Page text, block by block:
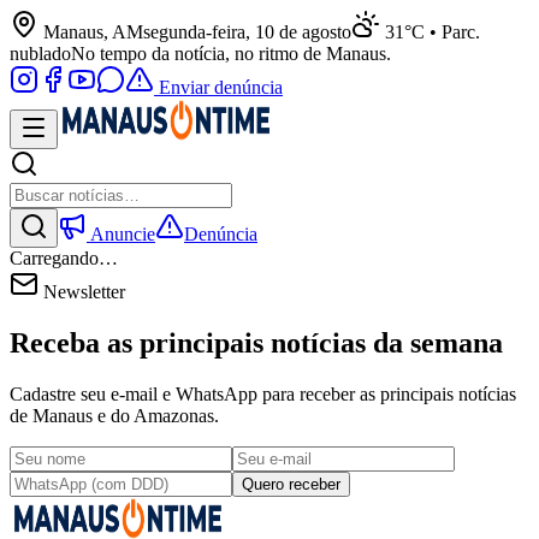
Manaus, AMsegunda-feira, 10 de agosto
31°C • Parc.
nubladoNo tempo da notícia, no ritmo de Manaus.
Enviar denúncia
Anuncie
Denúncia
Carregando…
Newsletter
Receba as principais notícias da semana
Cadastre seu e-mail e WhatsApp para receber as principais notícias
de Manaus e do Amazonas.
Quero receber